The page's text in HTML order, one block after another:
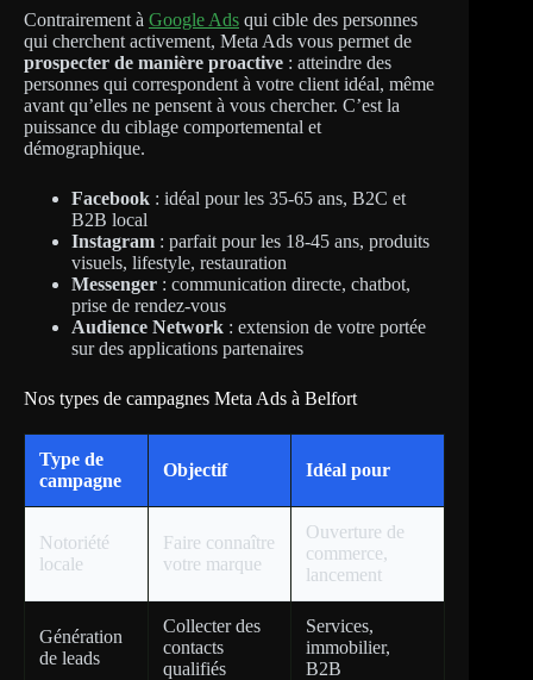
Contrairement à Google Ads qui cible des personnes
qui cherchent activement, Meta Ads vous permet de
prospecter de manière proactive : atteindre des
personnes qui correspondent à votre client idéal, même
avant qu’elles ne pensent à vous chercher. C’est la
puissance du ciblage comportemental et
démographique.
Facebook : idéal pour les 35-65 ans, B2C et
B2B local
Instagram : parfait pour les 18-45 ans, produits
visuels, lifestyle, restauration
Messenger : communication directe, chatbot,
prise de rendez-vous
Audience Network : extension de votre portée
sur des applications partenaires
Nos types de campagnes Meta Ads à Belfort
Type de
campagne
Objectif Idéal pour
Notoriété
locale
Faire connaître
votre marque
Ouverture de
commerce,
lancement
Génération
de leads
Collecter des
contacts
qualifiés
Services,
immobilier,
B2B